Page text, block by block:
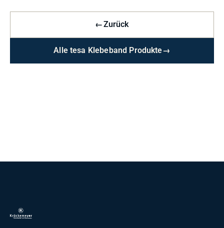
←Zurück
Alle tesa Klebeband Produkte→